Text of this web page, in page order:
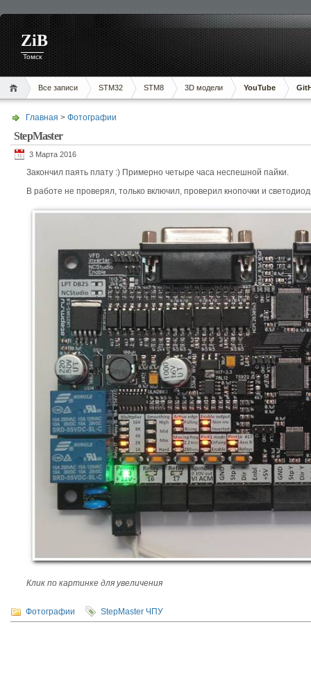
ZiB
Томск
Все записи STM32 STM8 3D модели YouTube
Главная > Фотографии
StepMaster
3 Марта 2016
Закончил паять плату :) Примерно четыре часа неспешной пайки.
В работе не проверял, только включил, проверил кнопочки и
Клик по картинке для увеличения
Фотографии StepMaster ЧПУ